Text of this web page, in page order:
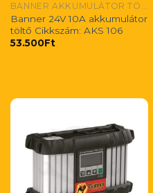
BANNER AKKUMULÁTOR TÖLTŐK
Banner 24V 10A akkumulátor
töltő Cikkszám: AKS 106
53.500Ft